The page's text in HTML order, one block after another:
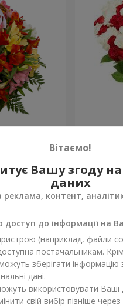
Замовити 6 843 грн
Вітаємо!
Вашу згоду
даних
реклама, контент,
доступ до інформації на
(наприклад, файли
постачальникам.
зберігати
дані.
використовувати Ваші
свій вибір пізніше